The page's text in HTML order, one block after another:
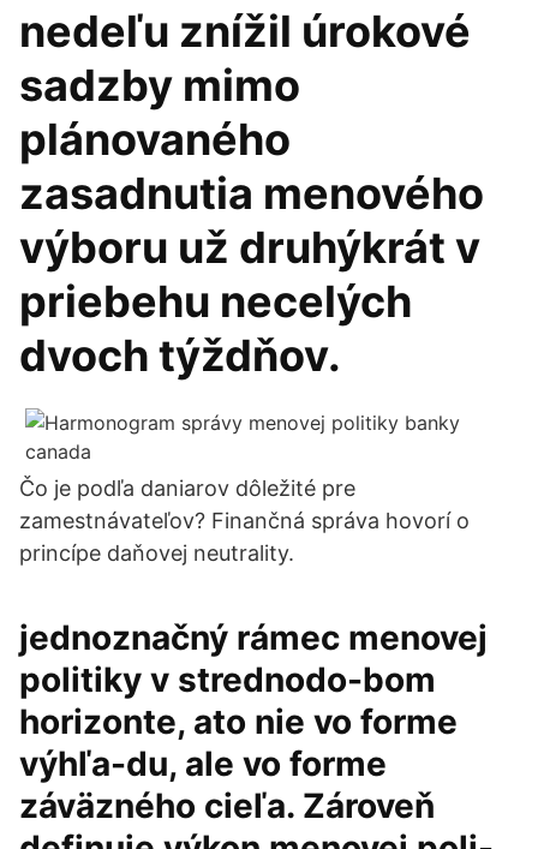
nedeľu znížil úrokové
sadzby mimo
plánovaného
zasadnutia menového
výboru už druhýkrát v
priebehu necelých
dvoch týždňov.
Čo je podľa daniarov dôležité pre
zamestnávateľov? Finančná správa hovorí o
princípe daňovej neutrality.
jednoznačný rámec menovej
politiky v strednodo-bom
horizonte, ato nie vo forme
výhľa-du, ale vo forme
záväzného cieľa. Zároveň